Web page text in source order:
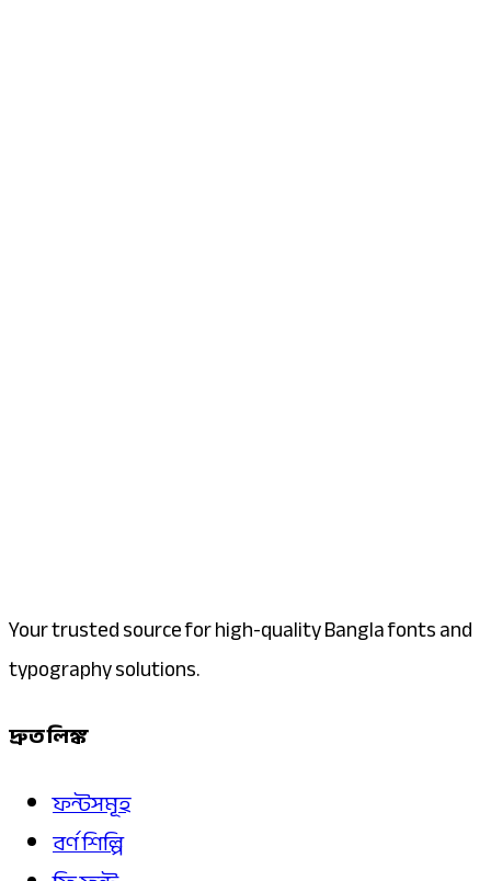
Your trusted source for high-quality Bangla fonts and
typography solutions.
দ্রুত লিঙ্ক
ফন্টসমূহ
বর্ণ শিল্পি